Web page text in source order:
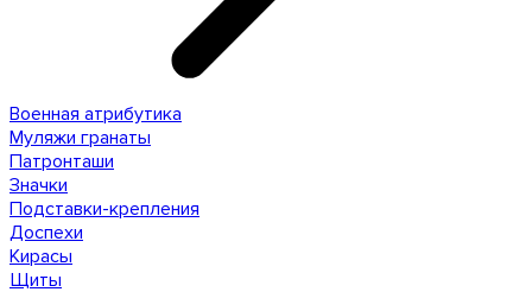
Военная атрибутика
Муляжи гранаты
Патронташи
Значки
Подставки-крепления
Доспехи
Кирасы
Щиты